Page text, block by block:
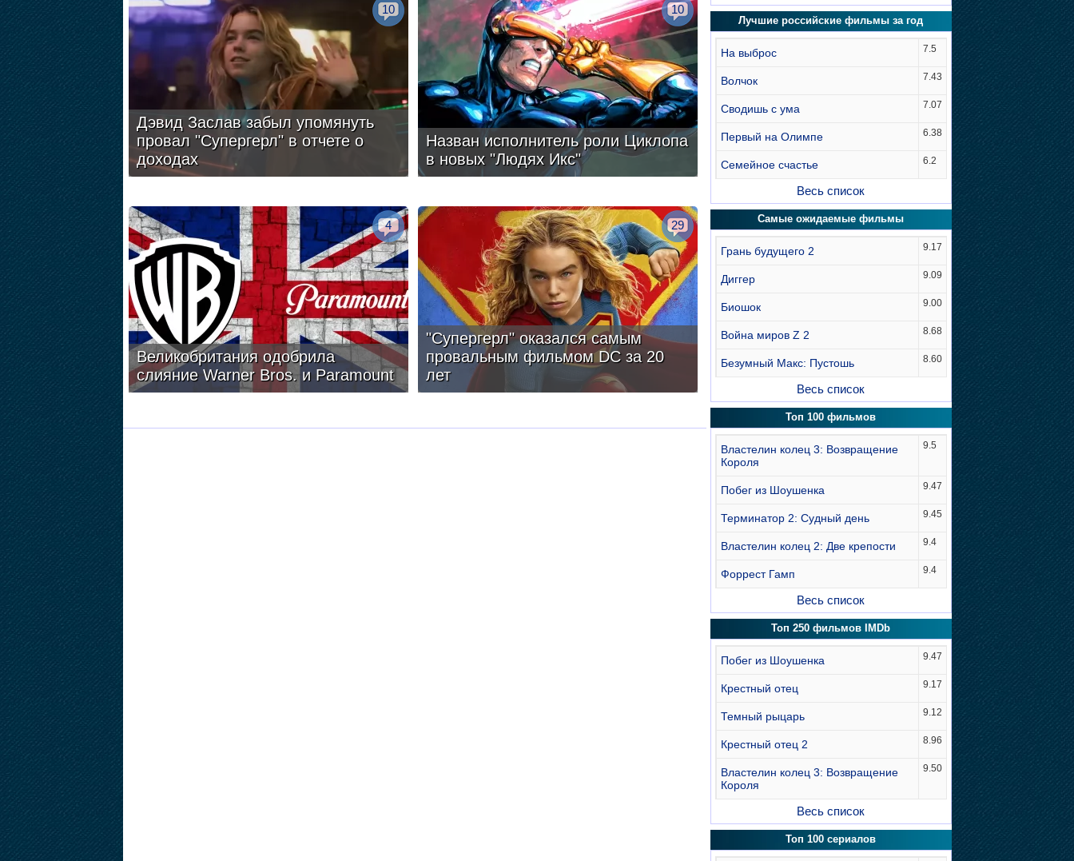
Дэвид Заслав забыл упомянуть
провал "Супергерл" в отчете о
доходах
10
Назван исполнитель роли Циклопа
в новых "Людях Икс"
10
Великобритания одобрила
слияние Warner Bros. и Paramount
4
"Супергерл" оказался самым
провальным фильмом DC за 20
лет
29
Лучшие российские фильмы за год
На выброс 7.5
Волчок 7.43
Сводишь с ума 7.07
Первый на Олимпе 6.38
Семейное счастье 6.2
Весь список
Самые ожидаемые фильмы
Грань будущего 2 9.17
Диггер 9.09
Биошок 9.00
Война миров Z 2 8.68
Безумный Макс: Пустошь 8.60
Весь список
Топ 100 фильмов
Властелин колец 3: Возвращение
Короля
9.5
Побег из Шоушенка 9.47
Терминатор 2: Судный день 9.45
Властелин колец 2: Две крепости 9.4
Форрест Гамп 9.4
Весь список
Топ 250 фильмов IMDb
Побег из Шоушенка 9.47
Крестный отец 9.17
Темный рыцарь 9.12
Крестный отец 2 8.96
Властелин колец 3: Возвращение
Короля
9.50
Весь список
Топ 100 сериалов